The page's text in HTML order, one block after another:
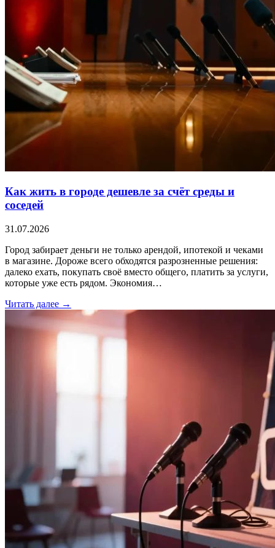
Как жить в городе дешевле за счёт среды и
соседей
31.07.2026
Город забирает деньги не только арендой, ипотекой и чеками
в магазине. Дороже всего обходятся разрозненные решения:
далеко ехать, покупать своё вместо общего, платить за услуги,
которые уже есть рядом. Экономия…
Читать далее →